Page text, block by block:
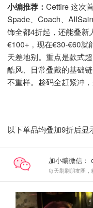
小编推荐： Cettire 这次
Spade、Coach、
饰全都4折起，还能叠新
€100+，现在€30-€60就
天差地别。重点是款式
酷风、日常叠戴的基础
不重样。趁码全赶紧冲
以下单品均叠加9折后显
加小编微信：
每天刷刷朋友圈